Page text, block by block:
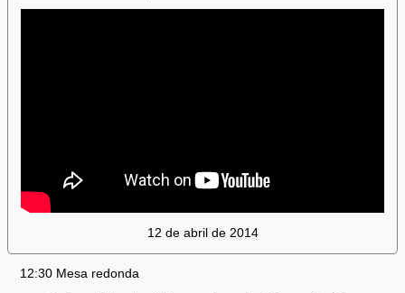
12 de abril de 2014
12:30 Mesa redonda